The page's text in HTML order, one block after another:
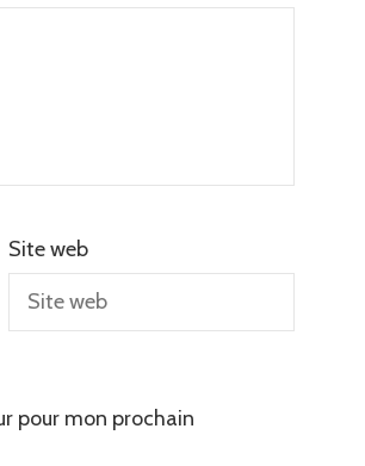
Site web
pour mon prochain